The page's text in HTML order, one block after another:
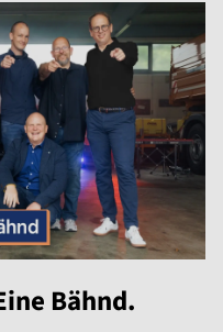
Bähnd.